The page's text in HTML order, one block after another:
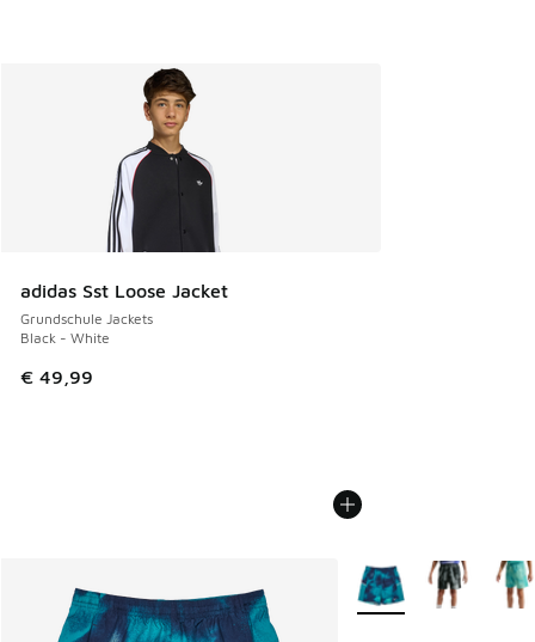
adidas Sst Loose Jacket
Grundschule Jackets
Black - White
€ 49,99
Weitere Farben